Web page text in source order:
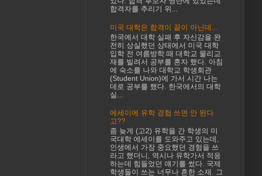
합격자를 추리기 위...
미국 대학은 합격이 끝이 아닌데...
한국에서 대학 실패 후 자신감을 완
전히 상실했던 상태에서 미국 대학
입학 전 여름방학 때 대학교 물리교
재를 빌려서 공부를 혼자 했다. 아침
에 숙소를 나와 대학교 학생회관
(Student Union)에 가서 시간 나는
데로 공부를 했다. 한국에서의 대학
실...
에세이에 유학 경험 쓰면 안 된다
고??
좀 늦게 (고2) 유학을 간 학생의 미
국대학 에세이를 도와주고 있는데,
인생에서 가장 중요했던 경험을 쓰
라고 했더니, 역시나 유학가서 적응
하는데 힘들었던 얘기를 썼다. 국제
학생들이 쓰는 너무나 흔한 소재. 그